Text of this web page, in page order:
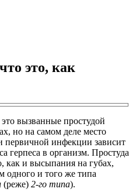
это, как
вызванные простудой
но на самом деле место
инфекции зависит
герпеса в организм. Простуда
как и высыпания на губах,
одного и того же типа
(реже) 2-го типа).